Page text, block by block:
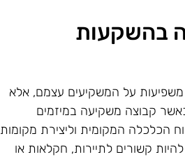
בהשקעות
על המשקיעים עצמם, אלא
קבוצה משקיעה במיזמים
הכלכלה המקומית וליצירת מקומות
קשורים לתיירות, חקלאות או